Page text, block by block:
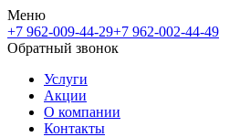
Меню
+7 962-009-44-29+7 962-002-44-49
Обратный звонок
Услуги
Акции
О компании
Контакты